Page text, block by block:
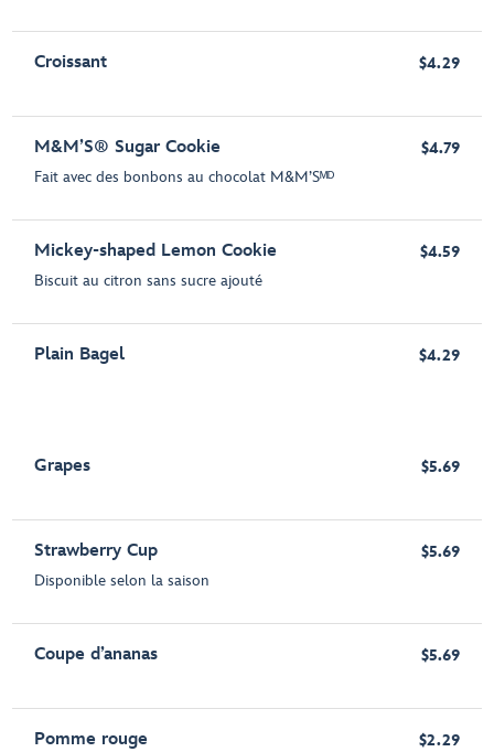
Croissant $4.29
M&M’S® Sugar Cookie
Fait avec des bonbons au chocolat M&M’Sᴹᴰ
$4.79
Mickey-shaped Lemon Cookie
Biscuit au citron sans sucre ajouté
$4.59
Plain Bagel $4.29
Grapes $5.69
Strawberry Cup
Disponible selon la saison
$5.69
Coupe d’ananas $5.69
Pomme rouge $2.29